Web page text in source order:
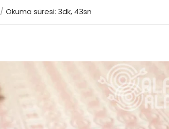
Okuma süresi: 3dk, 43sn